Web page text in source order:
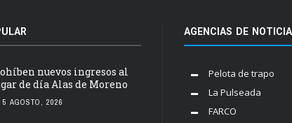
nuevos ingresos al
de día Alas de Moreno
5 AGOSTO, 2026
AGENCIAS DE
Pelota de trapo
La Pulseada
FARCO